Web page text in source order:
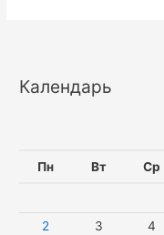
Календарь
Пн Вт Ср
2
3 4